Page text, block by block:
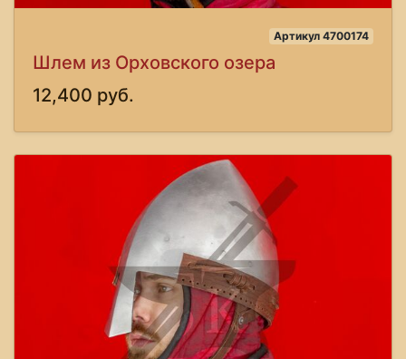
Артикул 4700174
Шлем из Орховского озера
12,400 руб.